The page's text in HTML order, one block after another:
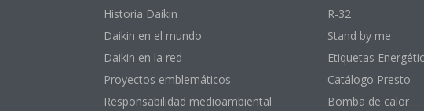
Historia Daikin
Daikin en el mundo
Daikin en la red
Proyectos emblemáticos
Responsabilidad medioambiental
R-32
Stand by me
Etiquetas
Catálogo Presto
Bomba de calor